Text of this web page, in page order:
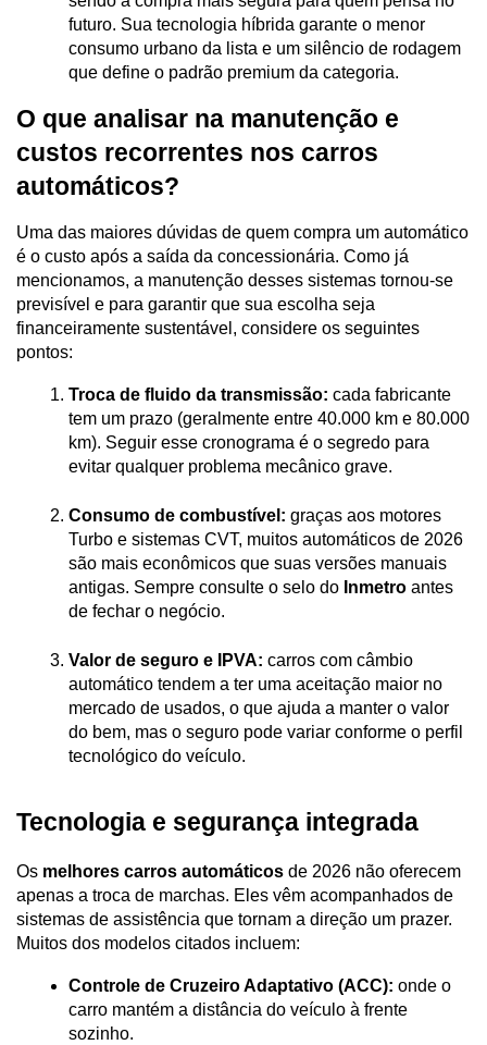
futuro. Sua tecnologia híbrida garante o menor
consumo urbano da lista e um silêncio de rodagem
que define o padrão premium da categoria.
O que analisar na manutenção e
custos recorrentes nos carros
automáticos?
Uma das maiores dúvidas de quem compra um automático
é o custo após a saída da concessionária. Como já
mencionamos, a manutenção desses sistemas tornou-se
previsível e para garantir que sua escolha seja
financeiramente sustentável, considere os seguintes
pontos:
Troca de fluido da transmissão: cada fabricante
tem um prazo (geralmente entre 40.000 km e 80.000
km). Seguir esse cronograma é o segredo para
evitar qualquer problema mecânico grave.
Consumo de combustível: graças aos motores
Turbo e sistemas CVT, muitos automáticos de 2026
são mais econômicos que suas versões manuais
antigas. Sempre consulte o selo do Inmetro antes
de fechar o negócio.
Valor de seguro e IPVA: carros com câmbio
automático tendem a ter uma aceitação maior no
mercado de usados, o que ajuda a manter o valor
do bem, mas o seguro pode variar conforme o perfil
tecnológico do veículo.
Tecnologia e segurança integrada
Os melhores carros automáticos de 2026 não oferecem
apenas a troca de marchas. Eles vêm acompanhados de
sistemas de assistência que tornam a direção um prazer.
Muitos dos modelos citados incluem:
Controle de Cruzeiro Adaptativo (ACC): onde o
carro mantém a distância do veículo à frente
sozinho.